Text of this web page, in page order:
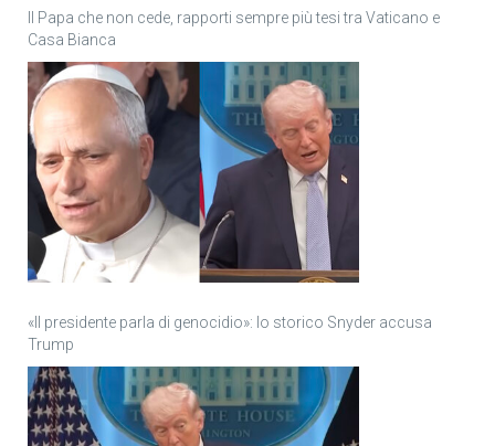
Il Papa che non cede, rapporti sempre più tesi tra Vaticano e
Casa Bianca
«Il presidente parla di genocidio»: lo storico Snyder accusa
Trump